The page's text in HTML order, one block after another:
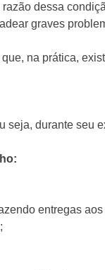
dessa
graves
que, na prática,
durante seu
entregas